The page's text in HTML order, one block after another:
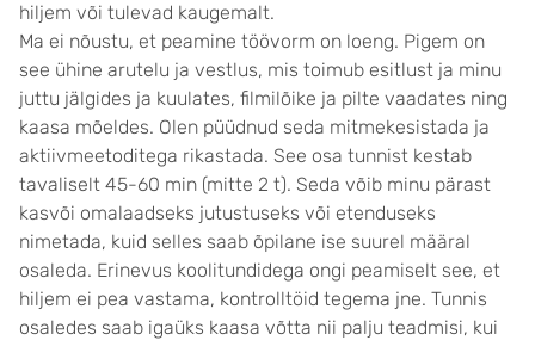
hiljem või tulevad kaugemalt.
Ma ei nõustu, et peamine töövorm on loeng. Pigem on
see ühine arutelu ja vestlus, mis toimub esitlust ja minu
juttu jälgides ja kuulates, filmilõike ja pilte vaadates ning
kaasa mõeldes. Olen püüdnud seda mitmekesistada ja
aktiivmeetoditega rikastada. See osa tunnist kestab
tavaliselt 45-60 min (mitte 2 t). Seda võib minu pärast
kasvõi omalaadseks jutustuseks või etenduseks
nimetada, kuid selles saab õpilane ise suurel määral
osaleda. Erinevus koolitundidega ongi peamiselt see, et
hiljem ei pea vastama, kontrolltöid tegema jne. Tunnis
osaledes saab igaüks kaasa võtta nii palju teadmisi, kui